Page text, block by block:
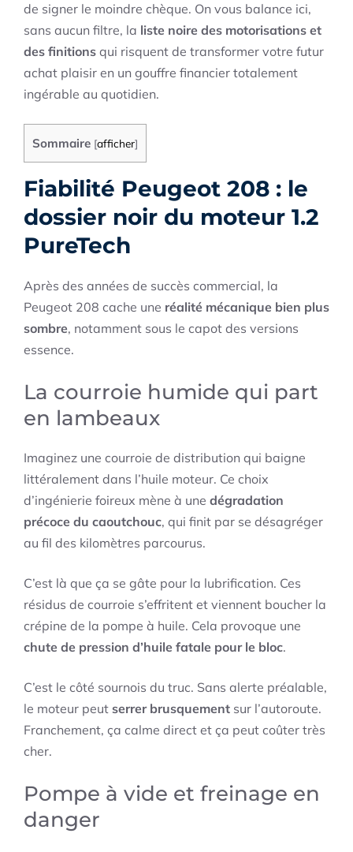
de signer le moindre chèque. On vous balance ici,
sans aucun filtre, la liste noire des motorisations et
des finitions qui risquent de transformer votre futur
achat plaisir en un gouffre financier totalement
ingérable au quotidien.
Sommaire [afficher]
Fiabilité Peugeot 208 : le
dossier noir du moteur 1.2
PureTech
Après des années de succès commercial, la
Peugeot 208 cache une réalité mécanique bien plus
sombre, notamment sous le capot des versions
essence.
La courroie humide qui part
en lambeaux
Imaginez une courroie de distribution qui baigne
littéralement dans l’huile moteur. Ce choix
d’ingénierie foireux mène à une dégradation
précoce du caoutchouc, qui finit par se désagréger
au fil des kilomètres parcourus.
C’est là que ça se gâte pour la lubrification. Ces
résidus de courroie s’effritent et viennent boucher la
crépine de la pompe à huile. Cela provoque une
chute de pression d’huile fatale pour le bloc.
C’est le côté sournois du truc. Sans alerte préalable,
le moteur peut serrer brusquement sur l’autoroute.
Franchement, ça calme direct et ça peut coûter très
cher.
Pompe à vide et freinage en
danger